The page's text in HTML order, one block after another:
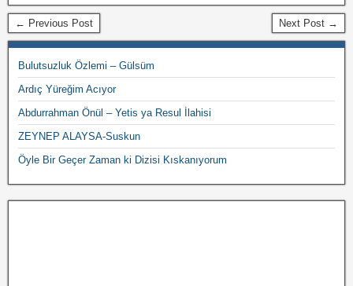
← Previous Post Next Post →
Bulutsuzluk Özlemi – Gülsüm
Ardıç Yüreğim Acıyor
Abdurrahman Önül – Yetis ya Resul İlahisi
ZEYNEP ALAYSA-Suskun
Öyle Bir Geçer Zaman ki Dizisi Kıskanıyorum